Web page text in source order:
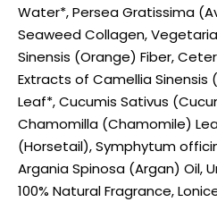
Water*, Persea Gratissima
Seaweed Collagen,
Sinensis (Orange) Fiber,
Extracts of Camellia Sinensis
Leaf*, Cucumis Sativus
Chamomilla (Chamomile)
(Horsetail), Symphytum
Argania Spinosa (Argan) Oil,
100% Natural Fragrance,